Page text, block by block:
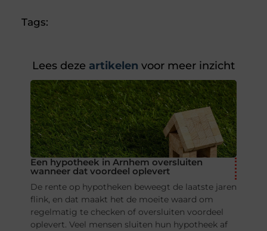
Tags:
Lees deze artikelen voor meer inzicht
Een hypotheek in Arnhem oversluiten
wanneer dat voordeel oplevert
De rente op hypotheken beweegt de laatste jaren
flink, en dat maakt het de moeite waard om
regelmatig te checken of oversluiten voordeel
oplevert. Veel mensen sluiten hun hypotheek af